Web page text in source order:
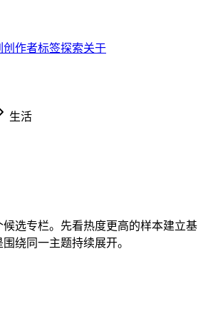
创作者标签探索关于
生活
候选专栏。先看热度更高的样本建立基
绕同一主题持续展开。